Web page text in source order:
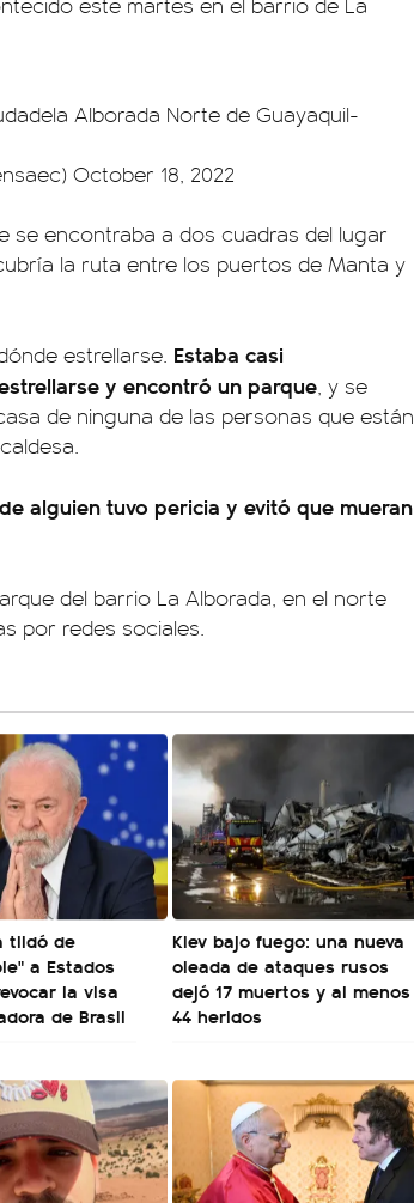
Alborada Norte de Guayaquil-
October 18, 2022
se encontraba a dos cuadras del lugar
la ruta entre los puertos de Manta y
estrellarse. Estaba casi
y encontró un parque, y se
de ninguna de las personas que están
alguien tuvo pericia y evitó que mueran
del barrio La Alborada, en el norte
por redes sociales.
tildó de
a Estados
la visa
de Brasil
Kiev bajo fuego: una nueva
oleada de ataques rusos
dejó 17 muertos y al menos
44 heridos